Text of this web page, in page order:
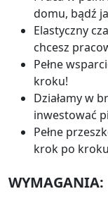
domu, bądź
Elastyczny
chcesz
Pełne
kroku!
Działamy w
inwestować
Pełne
krok po
WYMAGANIA: